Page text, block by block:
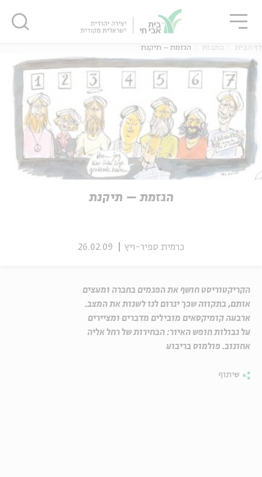
אנגלית
דף הבית כתבות הגזמת – תיקנת
הגזמת – תיקנת
כרמית ספיר-ויץ 26.02.09
הקריקטוריסט חושף את הפגמים בחברה ומעצים
אותם, בתקווה שכך יגרום לנו לשנות את המצב.
ארבעה קומיקסאים מובילים מדברים ומציירים
על גבולות חופש האיור: הבחירות של רחל אליה
אחונוב. פולמוס בריבוע
שיתוף
סגור